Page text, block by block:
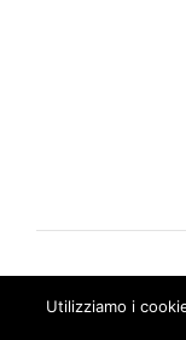
Copyright ©
Utilizziamo i